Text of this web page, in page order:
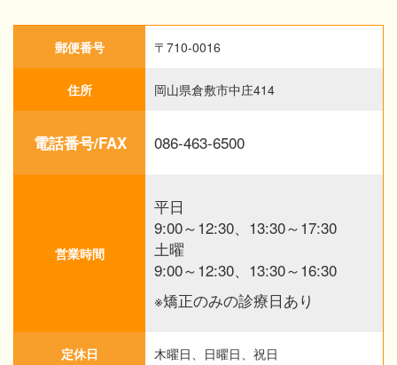
郵便番号 〒710-0016
住所 岡山県倉敷市中庄414
電話番号/FAX 086-463-6500
営業時間
平日
9:00～12:30、13:30～17:30
土曜
9:00～12:30、13:30～16:30
※矯正のみの診療日あり
定休日 木曜日、日曜日、祝日